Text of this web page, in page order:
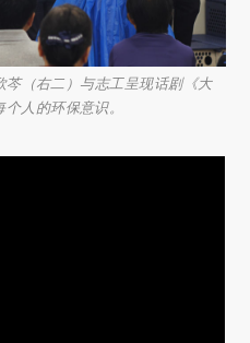
芩（右二）与志工呈现话剧《大
人的环保意识。